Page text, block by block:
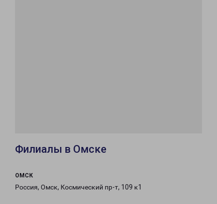
Филиалы в Омске
ОМСК
Россия, Омск, Космический пр-т, 109 к1